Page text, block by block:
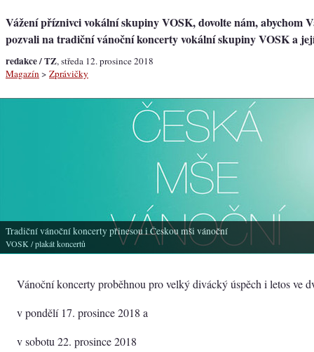
Vážení příznivci vokální skupiny VOSK, dovolte nám, abychom
pozvali na tradiční vánoční koncerty vokální skupiny VOSK a
redakce / TZ, středa 12. prosince 2018
Magazín > Zprávičky
Tradiční vánoční koncerty přinesou i Českou mši vánoční
VOSK / plakát koncertů
Vánoční koncerty proběhnou pro velký divácký úspěch i letos ve
v pondělí 17. prosince 2018 a
v sobotu 22. prosince 2018